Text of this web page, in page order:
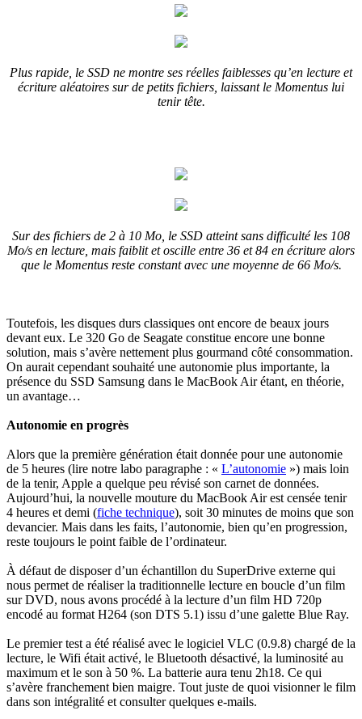
Plus rapide, le SSD ne montre ses réelles faiblesses qu’en lecture et
écriture aléatoires sur de petits fichiers, laissant le Momentus lui
tenir tête.
Sur des fichiers de 2 à 10 Mo, le SSD atteint sans difficulté les 108
Mo/s en lecture, mais faiblit et oscille entre 36 et 84 en écriture alors
que le Momentus reste constant avec une moyenne de 66 Mo/s.
Toutefois, les disques durs classiques ont encore de beaux jours
devant eux. Le 320 Go de Seagate constitue encore une bonne
solution, mais s’avère nettement plus gourmand côté consommation.
On aurait cependant souhaité une autonomie plus importante, la
présence du SSD Samsung dans le MacBook Air étant, en théorie,
un avantage…
Autonomie en progrès
Alors que la première génération était donnée pour une autonomie
de 5 heures (lire notre labo paragraphe : « L’autonomie ») mais loin
de la tenir, Apple a quelque peu révisé son carnet de données.
Aujourd’hui, la nouvelle mouture du MacBook Air est censée tenir
4 heures et demi (fiche technique), soit 30 minutes de moins que son
devancier. Mais dans les faits, l’autonomie, bien qu’en progression,
reste toujours le point faible de l’ordinateur.
À défaut de disposer d’un échantillon du SuperDrive externe qui
nous permet de réaliser la traditionnelle lecture en boucle d’un film
sur DVD, nous avons procédé à la lecture d’un film HD 720p
encodé au format H264 (son DTS 5.1) issu d’une galette Blue Ray.
Le premier test a été réalisé avec le logiciel VLC (0.9.8) chargé de la
lecture, le Wifi était activé, le Bluetooth désactivé, la luminosité au
maximum et le son à 50 %. La batterie aura tenu 2h18. Ce qui
s’avère franchement bien maigre. Tout juste de quoi visionner le film
dans son intégralité et consulter quelques e-mails.